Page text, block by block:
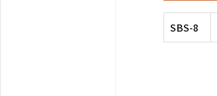
SBS-8